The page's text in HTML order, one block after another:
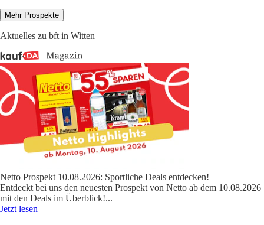
Mehr Prospekte
Aktuelles zu bft in Witten
Netto Prospekt 10.08.2026: Sportliche Deals entdecken!
Entdeckt bei uns den neuesten Prospekt von Netto ab dem 10.08.2026
mit den Deals im Überblick!...
Jetzt lesen